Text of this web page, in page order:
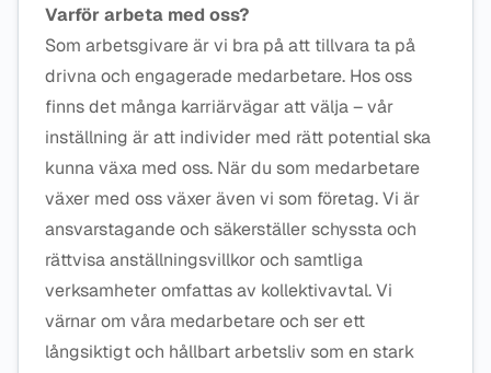
Varför arbeta med oss?
Som arbetsgivare är vi bra på att tillvara ta på
drivna och engagerade medarbetare. Hos oss
finns det många karriärvägar att välja – vår
inställning är att individer med rätt potential ska
kunna växa med oss. När du som medarbetare
växer med oss växer även vi som företag. Vi är
ansvarstagande och säkerställer schyssta och
rättvisa anställningsvillkor och samtliga
verksamheter omfattas av kollektivavtal. Vi
värnar om våra medarbetare och ser ett
långsiktigt och hållbart arbetsliv som en stark